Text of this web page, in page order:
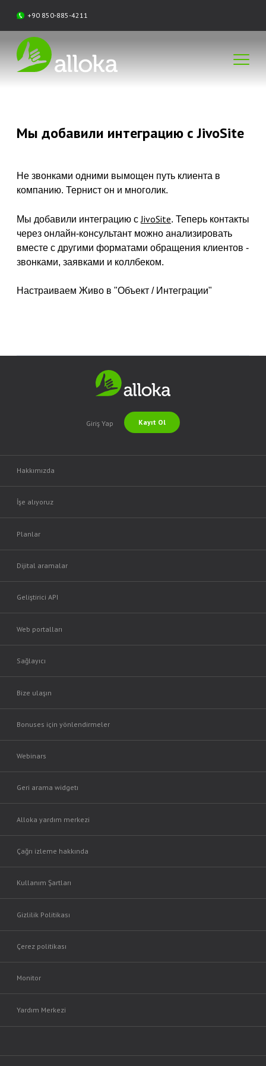
Мы добавили интеграцию с JivoSite
Не звонками одними вымощен путь клиента в
компанию. Тернист он и многолик.
Мы добавили интеграцию сJivoSite. Теперь контакты
через онлайн-консультант можно анализировать
вместе с другими форматами обращения клиентов -
звонками, заявками и коллбеком.
Настраиваем Живо в "Объект / Интеграции"
+90 850-885-4211
Giriş Yap Kayıt Ol
Hakkımızda
İşe alıyoruz
Planlar
Dijital aramalar
Geliştirici API
Web portalları
Sağlayıcı
Bize ulaşın
Bonuses için yönlendirmeler
Webinars
Geri arama widgetı
Alloka yardım merkezi
Çağrı izleme hakkında
Kullanım Şartları
Gizlilik Politikası
Çerez politikası
Monitor
Yardım Merkezi